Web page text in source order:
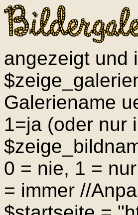
angezeigt und
Galeriename
1=ja (oder nur
0 = nie, 1 =
= immer //